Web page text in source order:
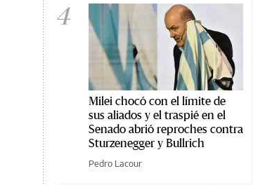
4
Milei chocó con el límite de
sus aliados y el traspié en el
Senado abrió reproches contra
Sturzenegger y Bullrich
Pedro Lacour